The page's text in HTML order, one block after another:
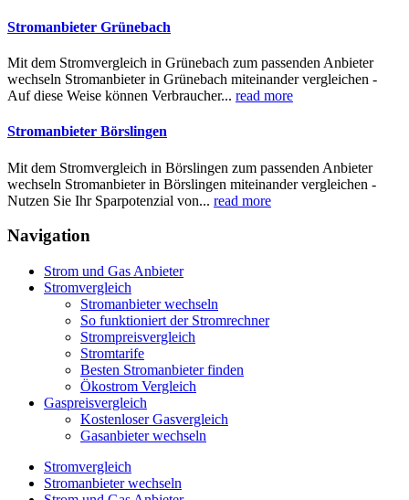
Stromanbieter Grünebach
Mit dem Stromvergleich in Grünebach zum passenden Anbieter
wechseln Stromanbieter in Grünebach miteinander vergleichen -
Auf diese Weise können Verbraucher... read more
Stromanbieter Börslingen
Mit dem Stromvergleich in Börslingen zum passenden Anbieter
wechseln Stromanbieter in Börslingen miteinander vergleichen -
Nutzen Sie Ihr Sparpotenzial von... read more
Navigation
Strom und Gas Anbieter
Stromvergleich
Stromanbieter wechseln
So funktioniert der Stromrechner
Strompreisvergleich
Stromtarife
Besten Stromanbieter finden
Ökostrom Vergleich
Gaspreisvergleich
Kostenloser Gasvergleich
Gasanbieter wechseln
Stromvergleich
Stromanbieter wechseln